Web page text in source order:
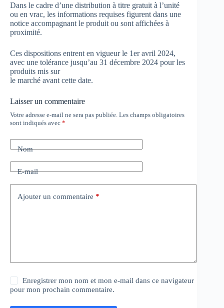
Dans le cadre d’une distribution à titre gratuit à l’unité
ou en vrac, les informations requises figurent dans une
notice accompagnant le produit ou sont affichées à
proximité.
Ces dispositions entrent en vigueur le 1er avril 2024,
avec une tolérance jusqu’au 31 décembre 2024 pour les
produits mis sur
le marché avant cette date.
Laisser un commentaire
Votre adresse e-mail ne sera pas publiée. Les champs obligatoires
sont indiqués avec *
Nom
E-mail
Ajouter un commentaire *
Enregistrer mon nom et mon e-mail dans ce navigateur
pour mon prochain commentaire.